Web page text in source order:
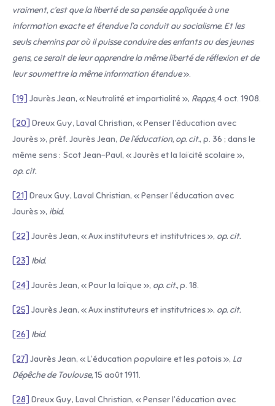
vraiment, c’est que la liberté de sa pensée appliquée à une
information exacte et étendue l’a conduit au socialisme. Et les
seuls chemins par où il puisse conduire des enfants ou des jeunes
gens, ce serait de leur apprendre la même liberté de réflexion et de
leur soumettre la même information étendue».
[19] Jaurès Jean, « Neutralité et impartialité », Repps,4 oct. 1908.
[20] Dreux Guy, Laval Christian, « Penser l’éducation avec
Jaurès », préf. Jaurès Jean, De l’éducation, op. cit., p. 36 ; dans le
même sens : Scot Jean-Paul, « Jaurès et la laïcité scolaire »,
op. cit.
[21] Dreux Guy, Laval Christian, « Penser l’éducation avec
Jaurès », ibid.
[22] Jaurès Jean, « Aux instituteurs et institutrices », op. cit.
[23] Ibid.
[24] Jaurès Jean, « Pour la laïque », op. cit.,p. 18.
[25] Jaurès Jean, « Aux instituteurs et institutrices », op. cit.
[26] Ibid.
[27] Jaurès Jean, « L’éducation populaire et les patois », La
Dépêche de Toulouse,15 août 1911.
[28] Dreux Guy, Laval Christian, « Penser l’éducation avec